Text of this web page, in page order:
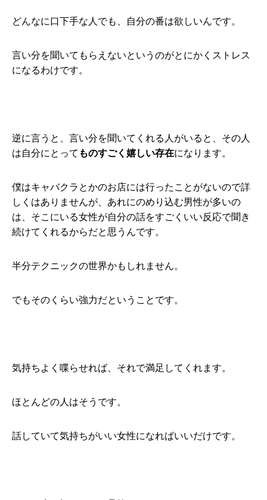
どんなに口下手な人でも、自分の番は欲しいんです。
言い分を聞いてもらえないというのがとにかくストレス
になるわけです。
逆に言うと、言い分を聞いてくれる人がいると、その人
は自分にとって ものすごく嬉しい存在になります。
僕はキャバクラとかのお店には行ったことがないので詳
しくはありませんが、あれにのめり込む男性が多いの
は、そこにいる女性が自分の話をすごくいい反応で聞き
続けてくれるからだと思うんです。
半分テクニックの世界かもしれません。
でもそのくらい強力だということです。
気持ちよく喋らせれば、それで満足してくれます。
ほとんどの人はそうです。
話していて気持ちがいい女性になればいいだけです。